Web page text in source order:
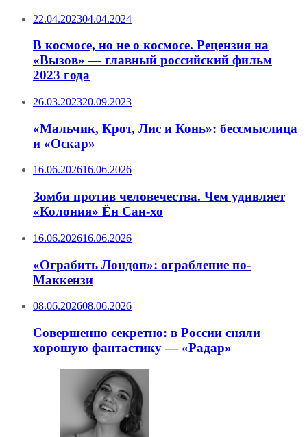
22.04.202304.04.2024
В космосе, но не о космосе. Рецензия на
«Вызов» — главный российский фильм
2023 года
26.03.202320.09.2023
«Мальчик, Крот, Лис и Конь»: бессмыслица
и «Оскар»
16.06.202616.06.2026
Зомби против человечества. Чем удивляет
«Колония» Ён Сан-хо
16.06.202616.06.2026
«Ограбить Лондон»: ограбление по-
Маккензи
08.06.202608.06.2026
Совершенно секретно: в России сняли
хорошую фантастику — «Радар»